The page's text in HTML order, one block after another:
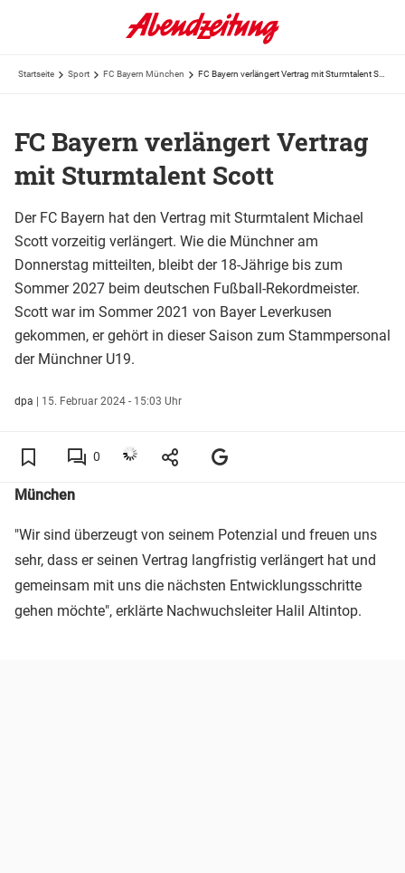
Startseite Sport FC Bayern München
FC Bayern verlängert Vertrag
mit Sturmtalent Scott
Der FC Bayern hat den Vertrag mit Sturmtalent Michael
Scott vorzeitig verlängert. Wie die Münchner am
Donnerstag mitteilten, bleibt der 18-Jährige bis zum
Sommer 2027 beim deutschen Fußball-Rekordmeister.
Scott war im Sommer 2021 von Bayer Leverkusen
gekommen, er gehört in dieser Saison zum Stammpersonal
der Münchner U19.
dpa | 15. Februar 2024 - 15:03 Uhr
0
München
"Wir sind überzeugt von seinem Potenzial und freuen uns
sehr, dass er seinen Vertrag langfristig verlängert hat und
gemeinsam mit uns die nächsten Entwicklungsschritte
gehen möchte", erklärte Nachwuchsleiter Halil Altintop.